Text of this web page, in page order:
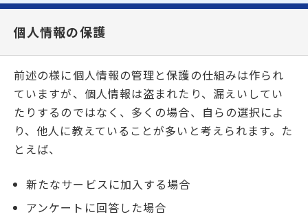
個人情報の保護
前述の様に個人情報の管理と保護の仕組みは作られ
ていますが、個人情報は盗まれたり、漏えいしてい
たりするのではなく、多くの場合、自らの選択によ
り、他人に教えていることが多いと考えられます。た
とえば、
新たなサービスに加入する場合
アンケートに回答した場合